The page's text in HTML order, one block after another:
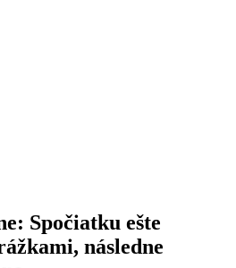
Spočiatku ešte
následne